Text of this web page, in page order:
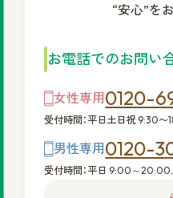
“安心”を
お電話でのお問い
女性専用0120-
受付時間：平日土日祝 9:30〜
男性専用0120-
受付時間：平日 9:00～